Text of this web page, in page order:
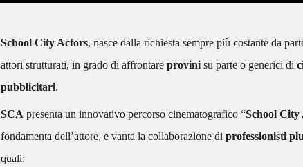
School City Actors, nasce dalla richiesta sempre più costante da
attori strutturati, in grado di affrontare provini su parte o generici di
pubblicitari.
SCA presenta un innovativo percorso cinematografico “School City
fondamenta dell’attore, e vanta la collaborazione di professionisti
quali: